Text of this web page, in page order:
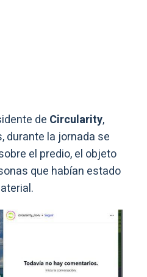
de Circularity,
durante la jornada se
el predio, el objeto
que habían estado